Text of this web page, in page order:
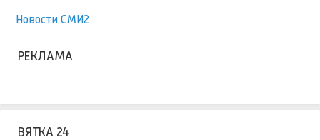
Новости СМИ2
РЕКЛАМА
ВЯТКА 24